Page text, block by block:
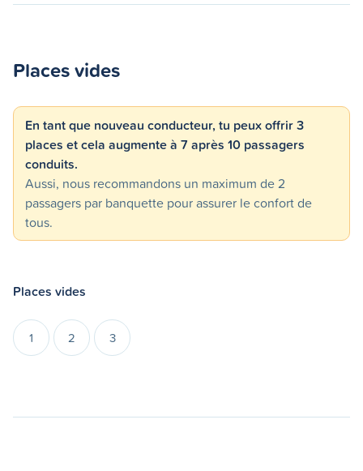
Places vides
En tant que nouveau conducteur, tu peux offrir 3
places et cela augmente à 7 après 10 passagers
conduits.
Aussi, nous recommandons un maximum de 2
passagers par banquette pour assurer le confort de
tous.
Places vides
1 2 3